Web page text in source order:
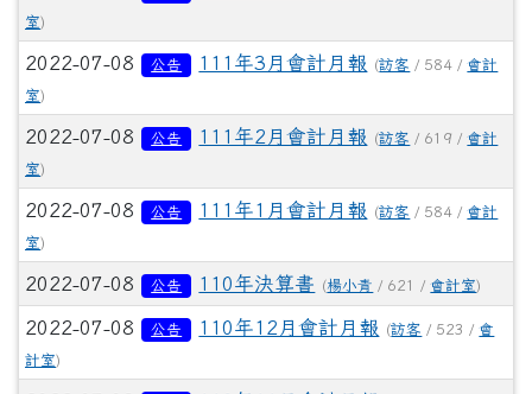
室)
2022-07-08 公告 111年3月會計月報 (訪客 / 584 /會計
室)
2022-07-08 公告 111年2月會計月報 (訪客 / 619 /會計
室)
2022-07-08 公告 111年1月會計月報 (訪客 / 584 /會計
室)
2022-07-08 公告 110年決算書 (楊小青 / 621 /會計室)
2022-07-08 公告 110年12月會計月報 (訪客 / 523 /會
計室)